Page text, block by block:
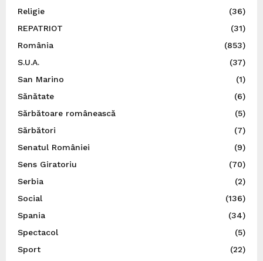
Religie
(36)
REPATRIOT
(31)
România
(853)
S.U.A.
(37)
San Marino
(1)
Sănătate
(6)
Sărbătoare românească
(5)
Sărbători
(7)
Senatul României
(9)
Sens Giratoriu
(70)
Serbia
(2)
Social
(136)
Spania
(34)
Spectacol
(5)
Sport
(22)